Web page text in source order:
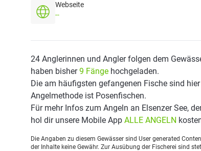
Webseite
--
24 Anglerinnen und Angler folgen dem
haben bisher9 Fänge hochgeladen.
Die am häufigsten gefangenen Fische sind
Angelmethode ist Posenfischen.
Für mehr Infos zum Angeln an Elsenzer See,
hol dir unsere Mobile App ALLE ANGELN
Die Angaben zu diesem Gewässer sind User generated
der Inhalte keine Gewähr. Zur Ausübung der Fischerei sind